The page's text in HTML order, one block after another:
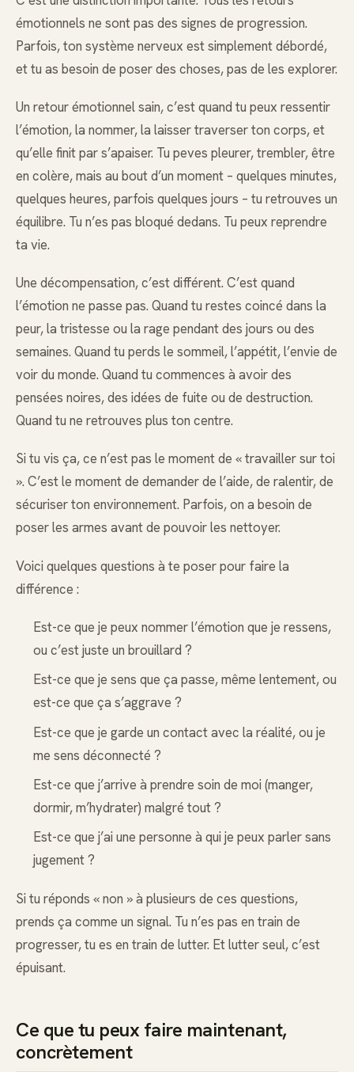
émotionnels ne sont pas des signes de progression.
Parfois, ton système nerveux est simplement débordé,
et tu as besoin de poser des choses, pas de les explorer.
Un retour émotionnel sain, c’est quand tu peux ressentir
l’émotion, la nommer, la laisser traverser ton corps, et
qu’elle finit par s’apaiser. Tu peves pleurer, trembler, être
en colère, mais au bout d’un moment – quelques minutes,
quelques heures, parfois quelques jours – tu retrouves un
équilibre. Tu n’es pas bloqué dedans. Tu peux reprendre
ta vie.
Une décompensation, c’est différent. C’est quand
l’émotion ne passe pas. Quand tu restes coincé dans la
peur, la tristesse ou la rage pendant des jours ou des
semaines. Quand tu perds le sommeil, l’appétit, l’envie de
voir du monde. Quand tu commences à avoir des
pensées noires, des idées de fuite ou de destruction.
Quand tu ne retrouves plus ton centre.
Si tu vis ça, ce n’est pas le moment de « travailler sur toi
». C’est le moment de demander de l’aide, de ralentir, de
sécuriser ton environnement. Parfois, on a besoin de
poser les armes avant de pouvoir les nettoyer.
Voici quelques questions à te poser pour faire la
différence :
Est-ce que je peux nommer l’émotion que je ressens,
ou c’est juste un brouillard ?
Est-ce que je sens que ça passe, même lentement, ou
est-ce que ça s’aggrave ?
Est-ce que je garde un contact avec la réalité, ou je
me sens déconnecté ?
Est-ce que j’arrive à prendre soin de moi (manger,
dormir, m’hydrater) malgré tout ?
Est-ce que j’ai une personne à qui je peux parler sans
jugement ?
Si tu réponds « non » à plusieurs de ces questions,
prends ça comme un signal. Tu n’es pas en train de
progresser, tu es en train de lutter. Et lutter seul, c’est
épuisant.
Ce que tu peux faire maintenant,
concrètement